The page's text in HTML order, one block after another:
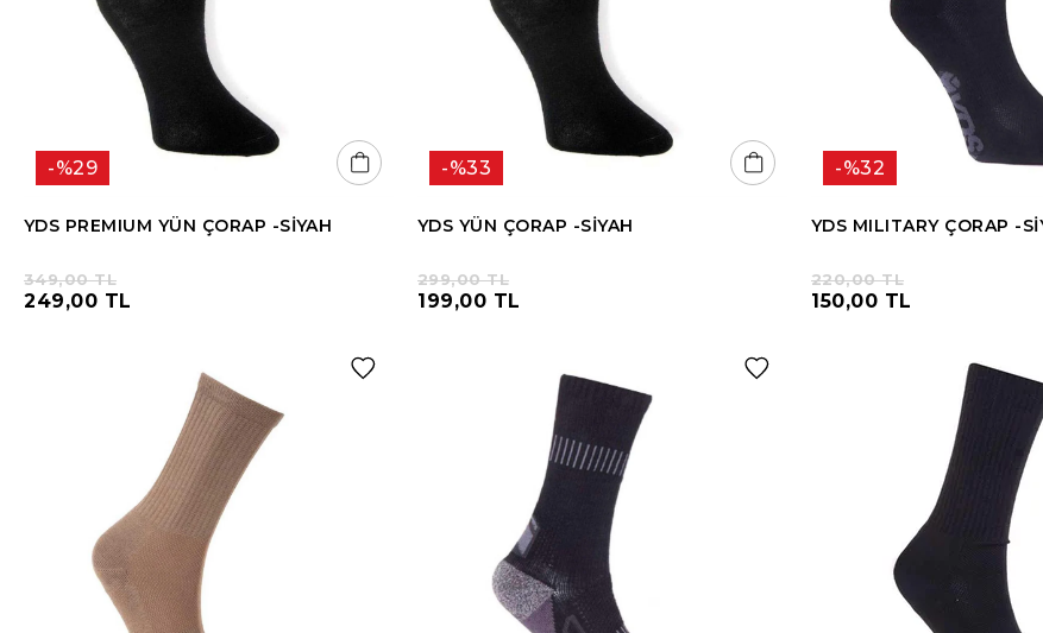
YDS PREMIUM YÜN ÇORAP -SİYAH
%29
249,00 TL
349,00 TL
YDS YÜN ÇORAP -SİYAH
%33
199,00 TL
299,00 TL
YDS MILITARY ÇORAP -
%32
150,00 TL
220,00 TL